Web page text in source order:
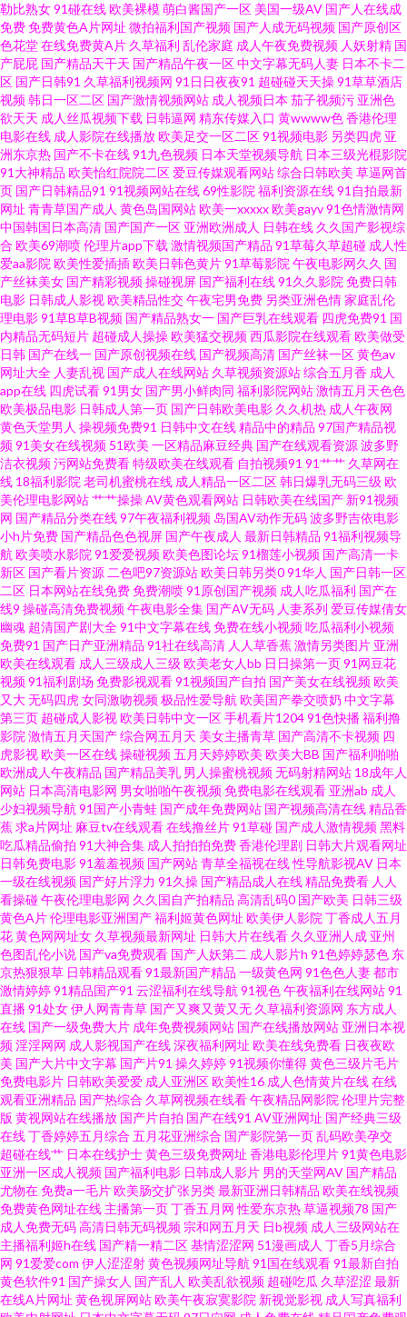
卡性爱电影 91超碰成人在线观看 肏屄去干网 久久成人午夜网站 亚洲av成人
电影不卡 91视频进入网页 国产91在线播放 欧美精品ab 91n在线观看 99福利
在 国产日韩综合福利 午夜w黄 91大片高清 免费成人在线网 五月婷香 91大神
看片网 国产精品熟女一区 欧美日韩麻 91社中文字幕 91网址在线观看 激情丁
香社区 日韩高清无码不卡 91乏力操妹子 www91熟女 美女母亲黄色三级A片
先锋音影在线电影观看 俺来也伦理黄 亚洲精品无码二区三区 av免费网址福利
老司机电影院 五月天婷婷色图 91黄色连接 99热这里有精品 狠狠干2025 91
色福利导航 国产91视频福利 青青操aV 影音先锋AV资源网站 丁香婷婷综合激
情 欧美日韩第一色 综合色久悠悠 99福利视频在线导航 青青草原成人在线免
费 69超碰久草牛牛 91最新免费网站在线观看 麻豆精品无码 夜竞久久香蕉网
95视频福利导航 91色免费看 东方成人Av片在线 日韩成人无码专区 91抖音
aaa 超碰伊人久久 久久一区丝袜 91原创国产精品 久草福利91 丝袜被操91视
频 91福利免费 国产视频1234 日韩A片Av 中日韩传媒一区 91在线手机视频观
看 91国标精品 91豆奶视频 老司机手机AB在线 亚色视频在线 91免费网站在
线观看大全 欧美性片久久网 91爱爱视频 不卡福利导航 日韩激情网页 福利社
伊人 日本亚洲国产婷婷 91成人TS人妖另类 99日精品 日韩A片一区二区 91九
色色窝窝 成人天堂 欧美韩日色 91cn官网 丁香花社区在线资源 日韩a片日韩
91c鈥唍 TS专区入口 久草日韩一区 91不用下载观看 成人福利网站导航 欧美
日韩另类综合 在线黑料avav导航 国产91福利在线 日韩91N视频 伊人久久网
站 超碰最新在线91 日韩无码第12页 91伦理聚合 国产视频第20页 色女天堂
91老熟妇 激情福利AV 午夜福利久久 91色色撸 国在线视频91 青青草先生一起
大香蕉伊人社 欧美日韩成人麻豆精品 91国产白浆高潮 大香蕉综合色网 微拍
福利视频117 91线看 久久韩国精品 五月婷六月花 91免费网址 福利姬91视频
网站 欧美三级网络 宅福利91视频 92免费福利社试看 日韩狠人妻豆花 91蜜桃
黄 精品老司机 亚洲色8P 91性视频网 久久国产精品露脸 先锋av成人色影院 91
在线超碰社区 九九视频2国 91po日韩欧美 东方AV在线最新地址 青青草国拍
自 91超碰在线大熏蕉 爱爱片欧美三级 欧美欧美欧美欧美 宅男看片网站 97超
碰成人网址 青青草原香蕉久久 91免费版观看视频做爱 久草资源福利 影音先
锋亚洲第9页 成人第二免费视频 欧美色图77 91tv福利视频 国产1024区 午夜
勒比熟女91碰在线欧美裸模萌白酱国产一区 美国一级AV 国产人在线成
免费免费黄色A片网址 微拍福利国产视频 国产人成无码视频 国产原创区
色花堂在线免费黄A片 久草福利 乱伦家庭 成人午夜免费视频 人妖射精 国
产屁屁 国产精品天干天 国产精品午夜一区中文字幕无码人妻 日本不卡二
区 国产日韩91 久草福利视频网 91日日夜夜91 超碰碰天天操91草草酒店
视频韩日一区二区 国产激情视频网站 成人视频日本 茄子视频污 亚洲色
欲天天 成人丝瓜视频下载 日韩逼网 精东传媒入口 黄wwww色香港伦理
电影在线 成人影院在线播放欧美足交一区二区91视频电影 另类四虎 亚
洲东京热 国产不卡在线91九色视频 日本天堂视频导航 日本三级光棍影院
91大神精品 欧美怡红院院二区爱豆传媒观看网站综合日韩欧美 草逼网首
页 国产日韩精品91 91视频网站在线69性影院 福利资源在线91自拍最新
网址 青青草国产成人 黄色岛国网站欧美一xxxxx欧美gayv91色情激情网
中国韩国日本高清 国产国产一区 亚洲欧洲成人 日韩在线 久久国产影视综
合 欧美69潮喷伦理片app下载 激情视频国产精品 91草莓久草超碰 成人性
爱aa影院 欧美性爱插插欧美日韩色黄片91草莓影院 午夜电影网久久 国
产丝袜美女 国产精彩视频操碰视屏 国产福利在线91久久影院 免费日韩
电影 日韩成人影视欧美精品性交午夜宅男免费 另类亚洲色情家庭乱伦
理电影91草B草B视频 国产精品熟女一 国产巨乳在线观看 四虎免费91 国
内精品无码短片 超碰成人操操欧美猛交视频西瓜影院在线观看欧美做受
日韩 国产在线一 国产原创视频在线 国产视频高清 国产丝袜一区黄色av
网址大全 人妻乱视 国产成人在线网站 久草视频资源站综合五月香 成人
app在线 四虎试看91男女 国产男小鲜肉同 福利影院网站激情五月天色色
欧美极品电影 日韩成人第一页 国产日韩欧美电影 久久机热 成人午夜网
黄色天堂男人 操视频免费91 日韩中文在线精品中的精品 97国产精品视
频91美女在线视频 51欧美 一区精品麻豆经典 国产在线观看资源波多野
洁衣视频污网站免费看特级欧美在线观看 自拍视频91 91艹艹 久草网在
线 18福利影院 老司机蜜桃在线 成人精品一区二区韩日爆乳无码三级 欧
美伦理电影网站艹艹操操AV黄色观看网站 日韩欧美在线国产 新91视频
网 国产精品分类在线97午夜福利视频 岛国AV动作无码波多野吉依电影
小h片免费 国产精品色色视屏 国产午夜成人 最新日韩精品 91福利视频导
航 欧美喷水影院 91爱爱视频欧美色图论坛91榴莲小视频 国产高清一卡
新区 国产看片资源 二色吧97资源站欧美日韩另类091华人 国产日韩一区
二区 日本网站在线免费免费潮喷91原创国产视频 成人吃瓜福利 国产在
线9 操碰高清免费视频午夜电影全集 国产AV无码 人妻系列 爱豆传媒倩女
幽魂 超清国产剧大全91中文字幕在线免费在线小视频吃瓜福利小视频
免费91 国产日产亚洲精品 91社在线高清 人人草香蕉激情另类图片 亚洲
欧美在线观看 成人三级成人三级 欧美老女人bb 日日操第一页91网豆花
视频91福利剧场 免费影视观看91视频国产自拍 国产美女在线视频欧美
又大无码四虎女同激吻视频极品性爱导航 欧美国产拳交喷奶 中文字幕
第三页 超碰成人影视欧美日韩中文一区手机看片120491色快播福利撸
影院 激情五月天国产综合网五月天 美女主播青草 国产高清不卡视频 四
虎影视欧美一区在线操碰视频五月天婷婷欧美 欧美大BB 国产福利啪啪
欧洲成人午夜精品 国产精品美乳 男人操蜜桃视频无码射精网站 18成年人
网站 日本高清电影网 男女啪啪午夜视频免费电影在线观看 亚洲ab 成人
少妇视频导航 91国产小青蛙 国产成年免费网站 国产视频高清在线精品香
蕉求a片网址 麻豆tv在线观看在线撸丝片91草碰 国产成人激情视频黑料
吃瓜精品偷拍 91大神合集 成人拍拍拍免费香港伦理剧 日韩大片观看网址
日韩免费电影91羞羞视频 国产网站青草全福视在线性导航影视AV 日本
一级在线视频 国产好片浮力 91久操 国产精品成人在线精品免费看 人人
看操碰午夜伦理电影网 久久国自产拍精品 高清乱码0 国产欧美 日韩三级
黄色A片伦理电影亚洲国产福利姬黄色网址 欧美伊人影院 丁香成人五月
花黄色网网址女 久草视频最新网址 日韩大片在线看 久久亚洲人成 亚州
色图乱伦小说 国产va免费观看 国产人妖第二 成人影片h 91色婷婷瑟色 东
京热狠狠草 日韩精品观看91最新国产精品 一级黄色网 91色色人妻都市
激情婷婷91精品国产91 云涩福利在线导航 91视色午夜福利在线网站91
直播91处女伊人网青青草 国产又爽又黄又无 久草福利资源网 东方成人
在线 国产一级免费大片 成年免费视频网站 国产在线播放网站 亚洲日本视
频淫淫网网 成人影视国产在线深夜福利网址 欧美在线免费看 日夜夜欧
美 国产大片中文字幕 国产片91 操久婷婷91视频你懂得黄色三级片毛片
免费电影片 日韩欧美爱爱 成人亚洲区欧美性16 成人色情黄片在线在线
观看亚洲精品 国产热综合 久草网视频在线看午夜精品网影院 伦理片完整
版 黄视网站在线播放 国产片自拍 国产在线91 AV亚洲网址 国产经典三级
在线丁香婷婷五月综合 五月花亚洲综合 国产影院第一页乱码欧美孕交
超碰在线艹 日本在线护士黄色三级免费网址 香港电影伦理片91黄色电影
亚洲一区成人视频 国产福利电影 日韩成人影片 男的天堂网AV 国产精品
尤物在免费a一毛片欧美肠交扩张另类最新亚洲日韩精品 欧美在线视频
免费黄色网址在线 主播第一页丁香五月网 性爱东京热草逼视频78 国产
成人免费无码高清日韩无码视频 宗和网五月天 日b视频 成人三级网站在
主播福利姬h在线 国产精一精二区基情涩涩网 51漫画成人 丁香5月综合
网 91爱爱com 伊人涩涩射黄色视频网址导航 91国在线观看91最新自拍
黄色软件91 国产操女人 国产乱人 欧美乱欲视频 超碰吃瓜 久草涩涩 最新
在线A片网址 黄色视屏网站欧美午夜寂寞影院 新视觉影视 成人写真福利